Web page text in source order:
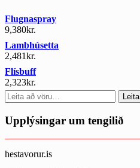
Flugnaspray
9,380kr.
Lambhúsetta
2,481kr.
Flísbuff
2,323kr.
Search
for:
Leita
Upplýsingar um tengilið
hestavorur.is